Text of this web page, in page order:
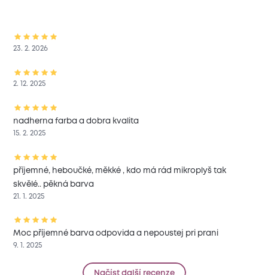
23. 2. 2026
2. 12. 2025
nadherna farba a dobra kvalita
15. 2. 2025
příjemné, heboučké, měkké , kdo má rád mikroplyš tak
skvělé.. pěkná barva
21. 1. 2025
Moc příjemné barva odpovida a nepoustej pri prani
9. 1. 2025
Načíst další recenze